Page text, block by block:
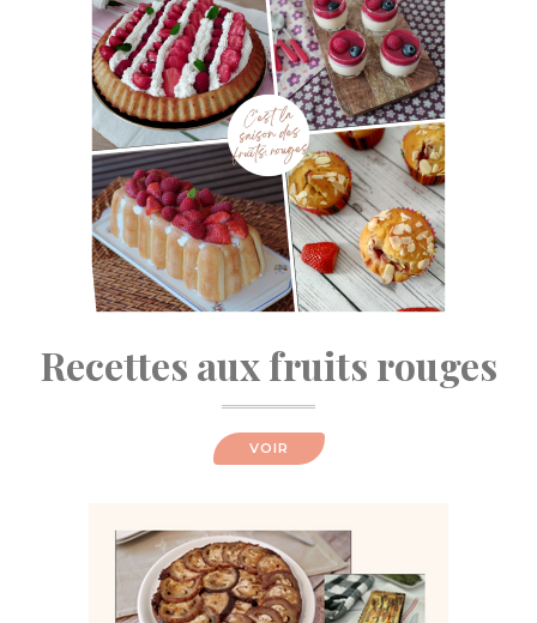
Recettes aux fruits rouges
VOIR